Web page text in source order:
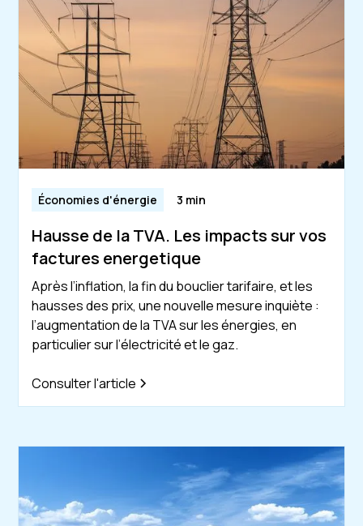
Économies d'énergie 3 min
Hausse de la TVA. Les impacts sur vos
factures energetique
Après l’inflation, la fin du bouclier tarifaire, et les
hausses des prix, une nouvelle mesure inquiète :
l’augmentation de la TVA sur les énergies, en
particulier sur l’électricité et le gaz.
Consulter l'article